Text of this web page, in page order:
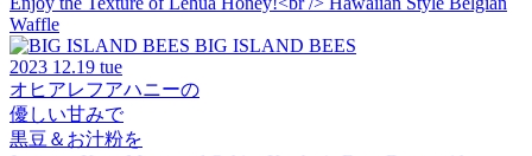
Waffle
BIG ISLAND BEES
2023 12.19 tue
オヒアレフアハニーの
優しい甘みで
黒豆＆お汁粉を